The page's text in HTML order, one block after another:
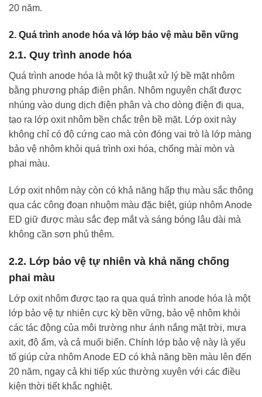
20 năm.
2. Quá trình anode hóa và lớp bảo vệ màu bền vững
2.1. Quy trình anode hóa
Quá trình anode hóa là một kỹ thuật xử lý bề mặt nhôm
bằng phương pháp điện phân. Nhôm nguyên chất được
nhúng vào dung dịch điện phân và cho dòng điện đi qua,
tạo ra lớp oxit nhôm bền chắc trên bề mặt. Lớp oxit này
không chỉ có độ cứng cao mà còn đóng vai trò là lớp màng
bảo vệ nhôm khỏi quá trình oxi hóa, chống mài mòn và
phai màu.
Lớp oxit nhôm này còn có khả năng hấp thụ màu sắc thông
qua các công đoạn nhuộm màu đặc biệt, giúp nhôm Anode
ED giữ được màu sắc đẹp mắt và sáng bóng lâu dài mà
không cần sơn phủ thêm.
2.2. Lớp bảo vệ tự nhiên và khả năng chống
phai màu
Lớp oxit nhôm được tạo ra qua quá trình anode hóa là một
lớp bảo vệ tự nhiên cực kỳ bền vững, bảo vệ nhôm khỏi
các tác động của môi trường như ánh nắng mặt trời, mưa
axit, độ ẩm, và cả muối biển. Chính lớp bảo vệ này là yếu
tố giúp cửa nhôm Anode ED có khả năng bền màu lên đến
20 năm, ngay cả khi tiếp xúc thường xuyên với các điều
kiện thời tiết khắc nghiệt.